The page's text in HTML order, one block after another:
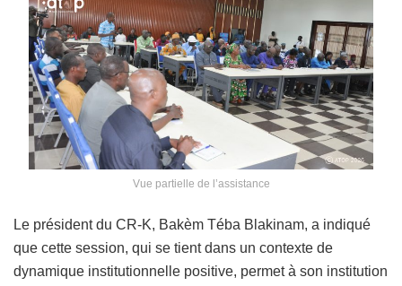
Vue partielle de l’assistance
Le président du CR-K, Bakèm Téba Blakinam, a indiqué
que cette session, qui se tient dans un contexte de
dynamique institutionnelle positive, permet à son institution